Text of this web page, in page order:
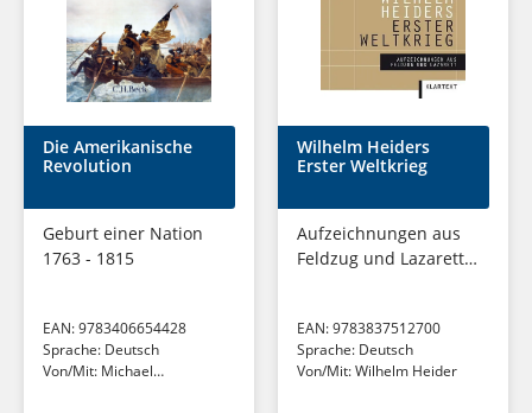
Die Amerikanische
Revolution
Geburt einer Nation
1763 - 1815
EAN:9783406654428
Sprache: Deutsch
Von/Mit: Michael
Wilhelm Heiders
Erster Weltkrieg
Aufzeichnungen aus
Feldzug und Lazarett,
Armeemuseums 12
EAN:9783837512700
Sprache: Deutsch
Von/Mit:Wilhelm Heider